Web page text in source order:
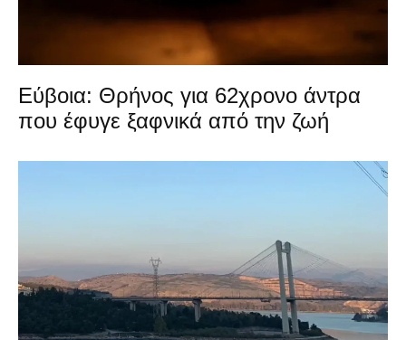
Εύβοια: Θρήνος για 62χρονο άντρα
που έφυγε ξαφνικά από την ζωή